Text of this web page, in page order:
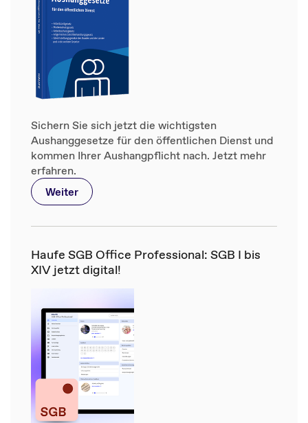
Sichern Sie sich jetzt die wichtigsten
Aushanggesetze für den öffentlichen Dienst und
kommen Ihrer Aushangpflicht nach. Jetzt mehr
erfahren.
Weiter
Haufe SGB Office Professional: SGB I bis
XIV jetzt digital!